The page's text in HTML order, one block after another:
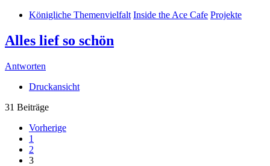
Königliche Themenvielfalt Inside the Ace Cafe Projekte
Alles lief so schön
Antworten
Druckansicht
31 Beiträge
Vorherige
1
2
3